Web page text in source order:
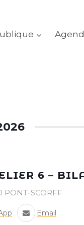
6 –
SCORFF
Email